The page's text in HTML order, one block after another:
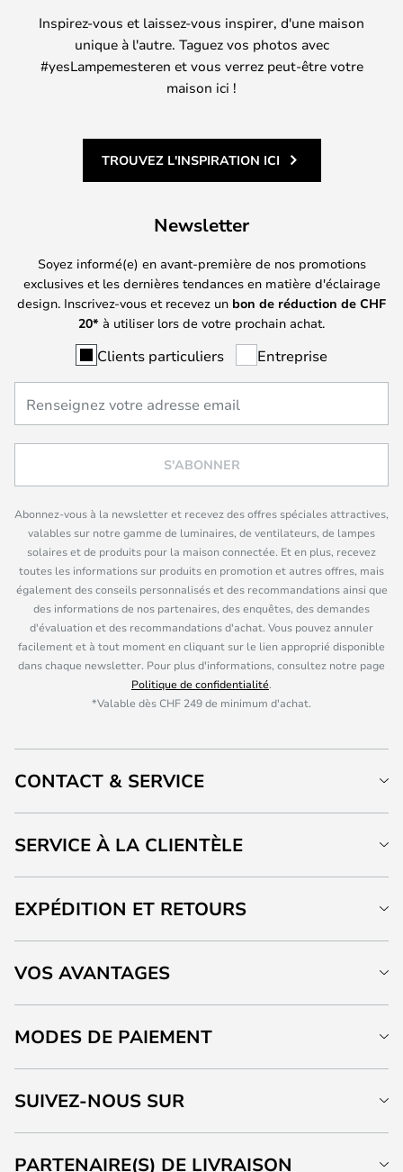
Inspirez-vous et laissez-vous inspirer, d'une maison
unique à l'autre. Taguez vos photos avec
#yesLampemesteren et vous verrez peut-être votre
maison ici !
TROUVEZ L'INSPIRATION ICI
Newsletter
Soyez informé(e) en avant-première de nos promotions
exclusives et les dernières tendances en matière d'éclairage
design. Inscrivez-vous et recevez un bon de réduction de CHF
20* à utiliser lors de votre prochain achat.
Clients particuliers Entreprise
S'ABONNER
Abonnez-vous à la newsletter et recevez des offres spéciales attractives,
valables sur notre gamme de luminaires, de ventilateurs, de lampes
solaires et de produits pour la maison connectée. Et en plus, recevez
toutes les informations sur produits en promotion et autres offres, mais
également des conseils personnalisés et des recommandations ainsi que
des informations de nos partenaires, des enquêtes, des demandes
d'évaluation et des recommandations d'achat. Vous pouvez annuler
facilement et à tout moment en cliquant sur le lien approprié disponible
dans chaque newsletter. Pour plus d'informations, consultez notre page
Politique de confidentialité.
*Valable dès CHF 249 de minimum d'achat.
CONTACT & SERVICE
SERVICE À LA CLIENTÈLE
EXPÉDITION ET RETOURS
VOS AVANTAGES
MODES DE PAIEMENT
SUIVEZ-NOUS SUR
PARTENAIRE(S) DE LIVRAISON